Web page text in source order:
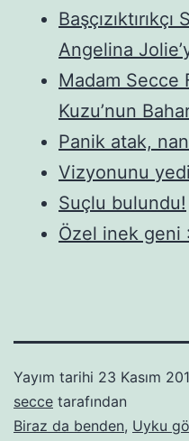
Angelina
Madam Secce
Kuzu’nun
Panik atak,
Vizyonunu
Suçlu bulundu!
Özel inek geni
Yayım tarihi 23 Kasım
secce tarafından
Biraz da benden, Uyku